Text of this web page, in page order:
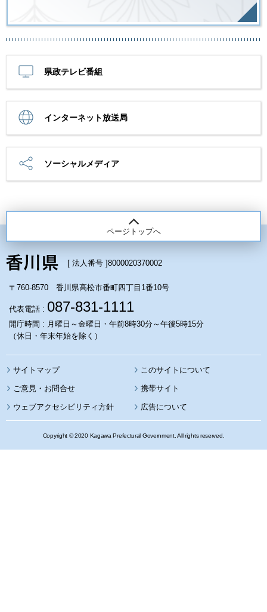
県政テレビ番組
インターネット放送局
ソーシャルメディア
ページトップへ
[ 法人番号 ]8000020370002
〒760-8570 香川県高松市番町四丁目1番10号
代表電話 : 087-831-1111
開庁時間 : 月曜日～金曜日・午前8時30分～午後5時15分
（休日・年末年始を除く）
サイトマップ このサイトについて
携帯サイト
ウェブアクセシビリティ方針 広告について
Copyright © 2020 Kagawa Prefectural Government. All rights reserved.